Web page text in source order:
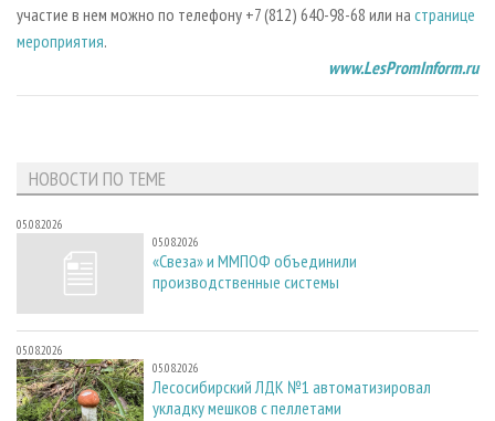
участие в нем можно по телефону +7 (812) 640-98-68 или на странице
мероприятия.
www.LesPromInform.ru
НОВОСТИ ПО ТЕМЕ
05.08.2026
05.08.2026
«Свеза» и ММПОФ объединили
производственные системы
05.08.2026
05.08.2026
Лесосибирский ЛДК №1 автоматизировал
укладку мешков с пеллетами